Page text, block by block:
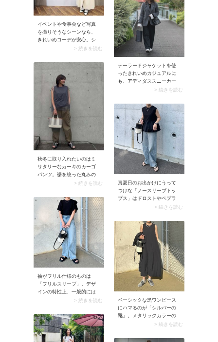
イベントや食事会など写真
を撮りそうなシーンなら、
きれいめコーデが安心。シ
ャツ×ロングスカートを使っ
てみるのがおすすめです。
もちろん、きちんとした印
象を残せます。
> 続きを読む
テーラードジャケットを使
ったきれいめカジュアルに
も、アディダススニーカー
がマッチします。すっきり
は、オフィスカジュアルで
も取り入れやすいですよ。
> 続きを読む
秋冬に取り入れたいのはミ
リタリーなカーキのカーゴ
パンツ。裾を絞った丸みの
あるシルエットのパンツな
感のあるデザインが正解で
す。スナップのようなチュ
ール重ねカットソーなど、
女性らしいアイテムを選ぶ
と大人エレガントにまとま
ります。
> 続きを読む
真夏日のお出かけにうって
つけな「ノースリーブトッ
プス」はドロストやペプラ
ムなど、ウエストまわりを
です。これなら裾を出した
ままでOK！ 涼しくて女性ら
しいデニムパンツコーデが
楽しめます。
> 続きを読む
袖がフリル仕様のものは
「フリルスリーブ」。デザ
インの特性上、一般的には
半袖で取り入れられていま
の服ですが、カジュアルに
着こなすのが今の人気スタ
イルです。
> 続きを読む
ベーシックな黒ワンピース
にハマるのが「シルバーの
靴」。メタリックカラーの
足元がコーデに映え、スタ
出します。黒×シルバーのク
> 続きを読む